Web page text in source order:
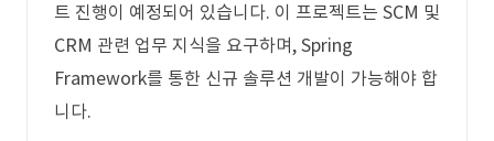
트 진행이 예정되어 있습니다. 이 프로젝트는 SCM 및
CRM 관련 업무 지식을 요구하며, Spring
Framework를 통한 신규 솔루션 개발이 가능해야 합
니다.